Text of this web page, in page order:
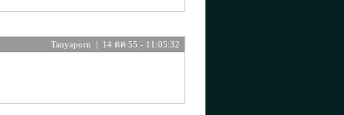
Tanyaporn | 14 ตค 55 - 11:05:32